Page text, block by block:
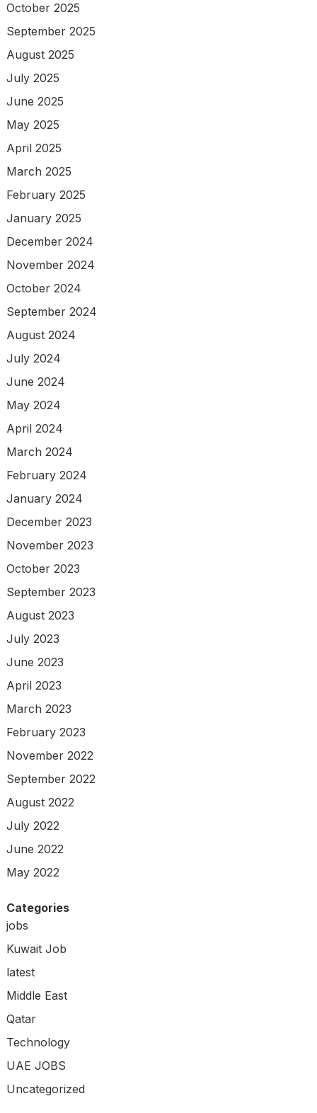
October 2025
September 2025
August 2025
July 2025
June 2025
May 2025
April 2025
March 2025
February 2025
January 2025
December 2024
November 2024
October 2024
September 2024
August 2024
July 2024
June 2024
May 2024
April 2024
March 2024
February 2024
January 2024
December 2023
November 2023
October 2023
September 2023
August 2023
July 2023
June 2023
April 2023
March 2023
February 2023
November 2022
September 2022
August 2022
July 2022
June 2022
May 2022
Categories
jobs
Kuwait Job
latest
Middle East
Qatar
Technology
UAE JOBS
Uncategorized